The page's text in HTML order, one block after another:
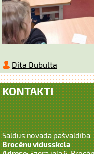
Dita Dubulta
KONTAKTI
Saldus novada pašvaldība
Brocēnu vidusskola